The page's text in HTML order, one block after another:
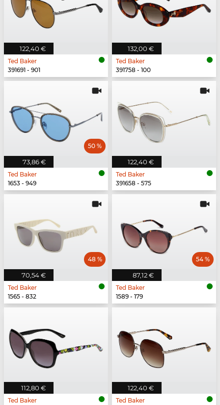
122,40 €
Ted Baker
391691 - 901
132,00 €
Ted Baker
391758 - 100
73,86 €
50 %
Ted Baker
1653 - 949
122,40 €
Ted Baker
391658 - 575
70,54 €
48 %
Ted Baker
1565 - 832
87,12 €
54 %
Ted Baker
1589 - 179
112,80 €
Ted Baker
122,40 €
Ted Baker